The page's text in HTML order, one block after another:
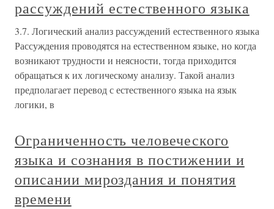
рассуждений естественного языка
3.7. Логический анализ рассуждений естественного языка
Рассуждения проводятся на естественном языке, но когда
возникают трудности и неясности, тогда приходится
обращаться к их логическому анализу. Такой анализ
предполагает перевод с естественного языка на язык
логики, в
Ограниченность человеческого
языка и сознания в постижении и
описании мироздания и понятия
времени